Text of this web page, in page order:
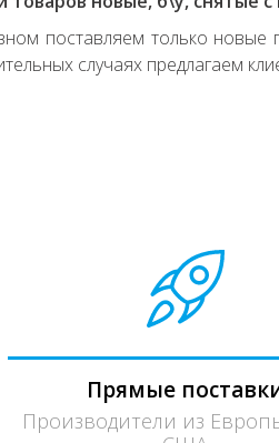
поставляем только новые
случаях предлагаем
Прямые
Производители из